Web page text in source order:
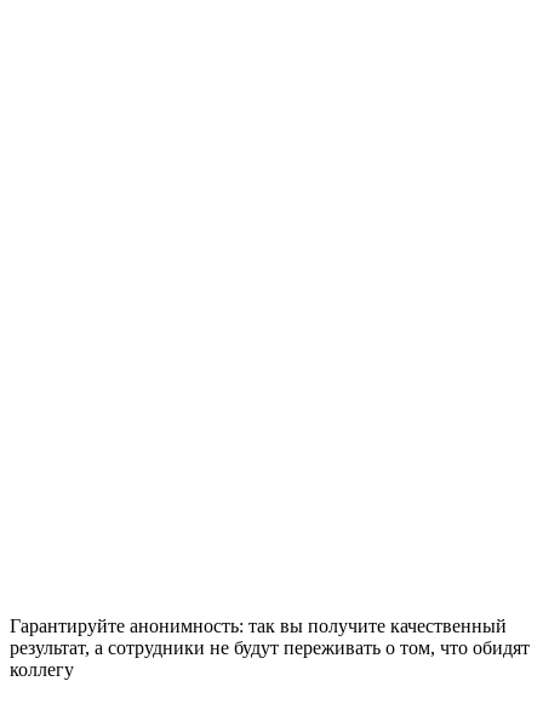
Гарантируйте анонимность: так вы получите качественный
результат, а сотрудники не будут переживать о том, что обидят
коллегу